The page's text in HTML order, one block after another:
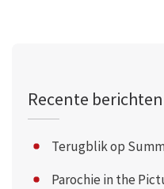
Recente berichten
Terugblik op
Parochie in the